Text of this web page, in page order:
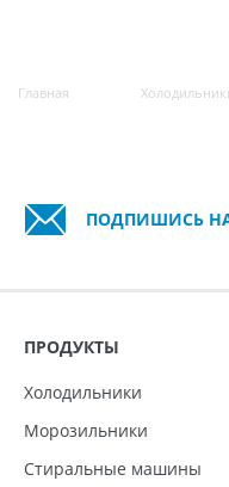
Главная
ПОДПИШИСЬ
ПРОДУКТЫ
Холодильники
Морозильники
Стиральные машины